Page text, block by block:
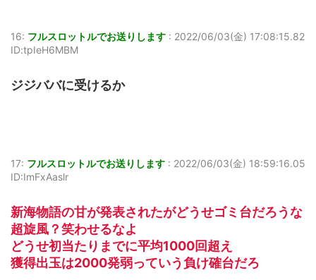
16: フルスロットルでお送りします : 2022/06/03(金) 17:08:15.82
ID:tpIeH6MBM
ジジババに受けるか
17: フルスロットルでお送りします : 2022/06/03(金) 18:59:16.05
ID:ImFxAaslr
新海物語の甘が発表されたがどうせゴミ台だろうな
超旋風？笑わせるなよ
どうせ初当たりまでに平均1000回超え
獲得出玉は2000発弱っていう負け確台だろ